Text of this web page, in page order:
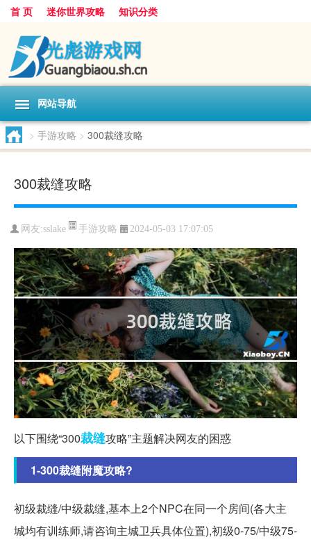
首 页 迷你世界攻略 知识分类
网站导航
> 手游攻略 > 300裁缝攻略
300裁缝攻略
网友:sslake 手游攻略 2024-05-03 17:07:05
以下围绕“300裁缝攻略”主题解决网友的困惑
1-300裁缝附魔攻略?
初级裁缝/中级裁缝,基本上2个NPC在同一个房间(各大主
城均有训练师,请咨询主城卫兵具体位置),初级0-75/中级75-